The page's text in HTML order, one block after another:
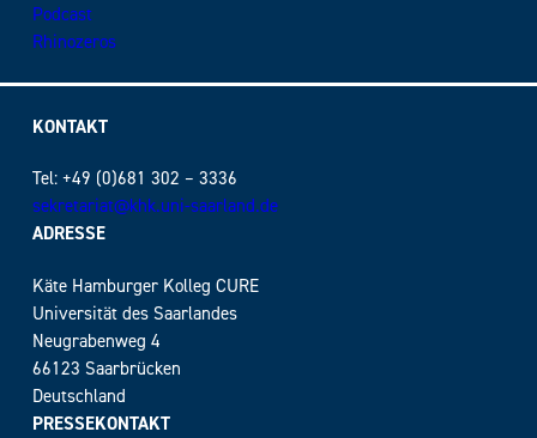
Podcast
Rhinozeros
KONTAKT
Tel: +49 (0)681 302 – 3336
sekretariat@khk.uni-saarland.de
ADRESSE
Käte Hamburger Kolleg CURE
Universität des Saarlandes
Neugrabenweg 4
66123 Saarbrücken
Deutschland
PRESSEKONTAKT